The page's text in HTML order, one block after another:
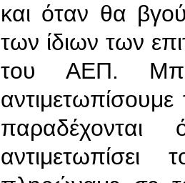
και όταν θα
των ίδιων των
του ΑΕΠ.
αντιμετωπίσουμε